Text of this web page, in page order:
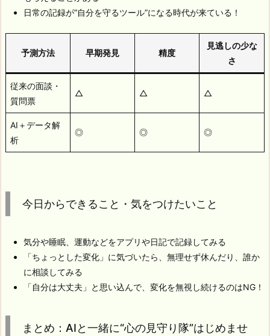
日常の記録が“自分を守るツール”になる時代が来ている！
予測方法 早期発見 精度
見逃しの少な
さ
従来の面談・
質問票
△ △ △
AI＋データ解
析
◎ ◎ ◎
今日からできること・気をつけたいこと
気分や睡眠、運動などをアプリや日記で記録してみる
「ちょっとした変化」に気づいたら、無理せず休んだり、誰か
に相談してみる
「自分は大丈夫」と思い込んで、変化を無視し続けるのはNG！
まとめ：AIと一緒に“心の見守り隊”はじめませ